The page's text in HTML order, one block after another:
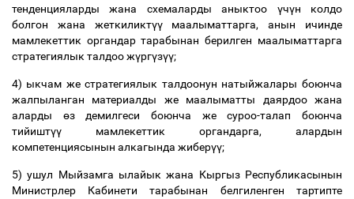
тенденцияларды жана схемаларды аныктоо үчүн колдо
болгон жана жеткиликтүүмаалыматтарга, анын ичинде
мамлекеттик органдар тарабынан берилген маалыматтарга
стратегиялык талдоо жүргүзүү;
4) ыкчам же стратегиялык талдоонун натыйжалары боюнча
жалпыланган материалды же маалыматты даярдоо жана
аларды өз демилгеси боюнча же суроо-талап боюнча
тийиштүү мамлекеттик органдарга, алардын
компетенциясынын алкагында жиберүү;
5) ушул Мыйзамга ылайык жана Кыргыз Республикасынын
Министрлер Кабинети тарабынан белгиленген тартипте